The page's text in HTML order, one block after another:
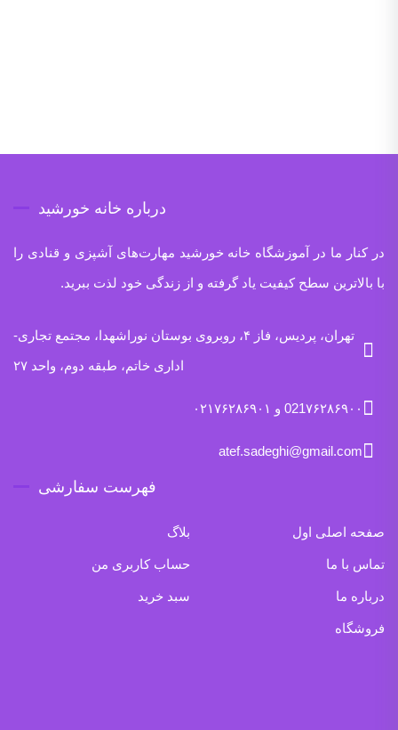
درباره خانه خورشید
در کنار ما در آموزشگاه خانه خورشید مهارت‌های آشپزی و قنادی را
با بالاترین سطح کیفیت یاد گرفته و از زندگی خود لذت ببرید.
تهران، پردیس، فاز ۴، روبروی بوستان نوراشهدا، مجتمع تجاری-
اداری خاتم، طبقه دوم، واحد ۲۷
021۷۶۲۸۶۹۰۰ و ۰۲۱۷۶۲۸۶۹۰۱
atef.sadeghi@gmail.com
فهرست سفارشی
صفحه اصلی اول بلاگ
تماس با ما حساب کاربری من
درباره ما سبد خرید
فروشگاه